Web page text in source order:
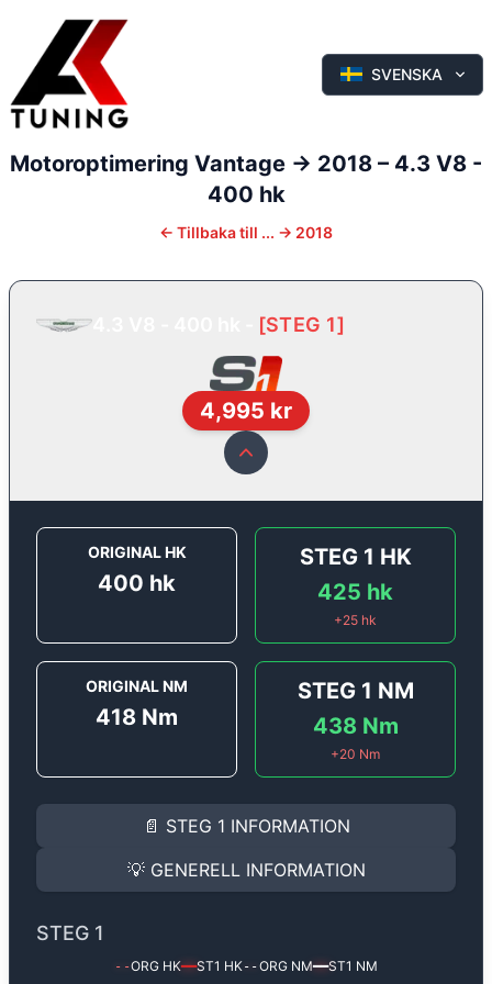
SVENSKA
Motoroptimering Vantage -> 2018 – 4.3 V8 -
400 hk
← Tillbaka till ... -> 2018
4.3 V8 - 400 hk [STEG 1]
4,995 kr
ORIGINAL HK
400 hk
STEG 1 HK
425 hk
+25 hk
ORIGINAL NM
418 Nm
STEG 1 NM
438 Nm
+20 Nm
📄 STEG 1 INFORMATION
INFORMATION
Steg 1
Aston Martin Vantage
Effekten ökar från400 hktill425 hkoch
(+25 hk & +20 Nm).
Ger mer effekt, högre vridmoment, lägre
Steg 1 mjukvara justerar vi ett antal
💡 GENERELL INFORMATION
✅ All mjukvara är skräddarsydd för din bil
✅ Felsökning inann samt efter optimering
STEG 1
--ORG HK━━ST1 HK--ORG NM━━ST1 NM